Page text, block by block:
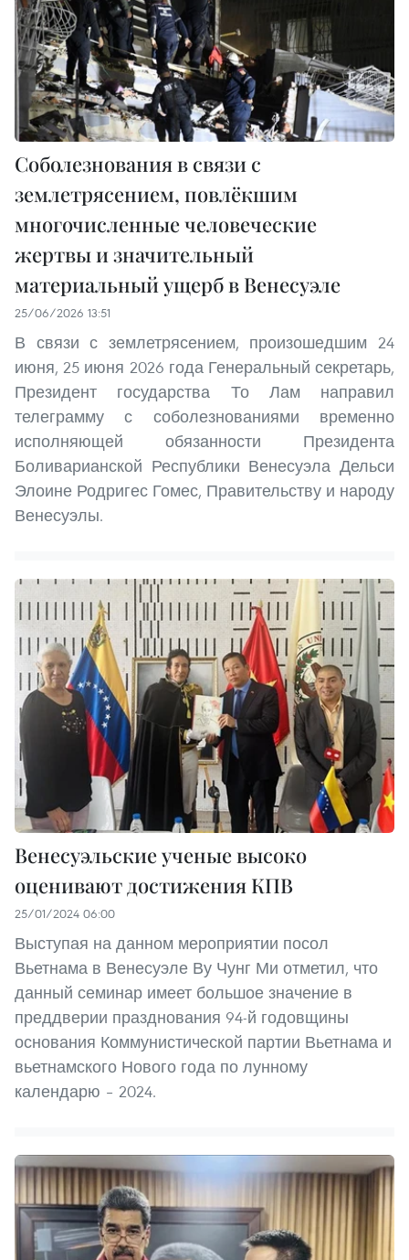
Соболезнования в связи с
землетрясением, повлёкшим
многочисленные человеческие
жертвы и значительный
материальный ущерб в Венесуэле
25/06/2026 13:51
В связи с землетрясением, произошедшим 24
июня, 25 июня 2026 года Генеральный секретарь,
Президент государства То Лам направил
телеграмму с соболезнованиями временно
исполняющей обязанности Президента
Боливарианской Республики Венесуэла Дельси
Элоине Родригес Гомес, Правительству и народу
Венесуэлы.
Венесуэльские ученые высоко
оценивают достижения КПВ
25/01/2024 06:00
Выступая на данном мероприятии посол
Вьетнама в Венесуэле Ву Чунг Ми отметил, что
данный семинар имеет большое значение в
преддверии празднования 94-й годовщины
основания Коммунистической партии Вьетнама и
вьетнамского Нового года по лунному
календарю – 2024.